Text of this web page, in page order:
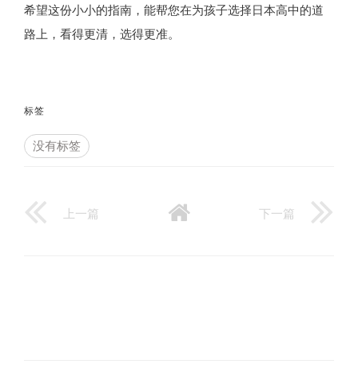
希望这份小小的指南，能帮您在为孩子选择日本高中的道
路上，看得更清，选得更准。
标签
没有标签
上一篇 下一篇